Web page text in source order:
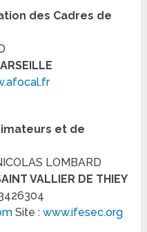
des Cadres de
et de
LOMBARD
VALLIER DE THIEY
Site :www.ifesec.org